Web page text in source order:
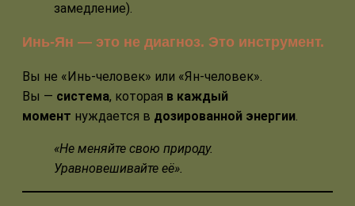
замедление).
Инь-Ян — это не диагноз. Это инструмент.
Вы не «Инь-человек» или «Ян-человек».
Вы — система, которая в каждый
момент нуждается в дозированной энергии.
«Не меняйте свою природу.
Уравновешивайте её».